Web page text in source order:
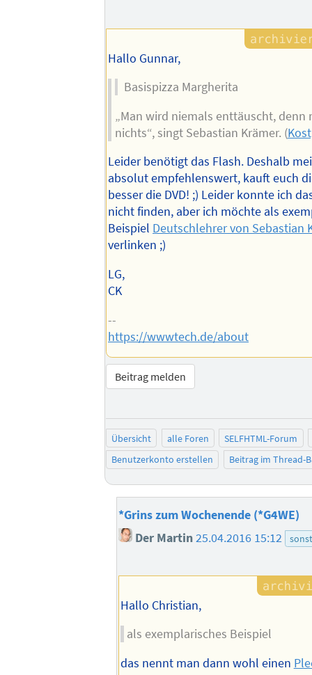
Autors
Hallo Gunnar,
Basispizza Margherita
„Man wird niemals enttäuscht, denn
nichts“, singt Sebastian Krämer. (
Leider benötigt das Flash. Deshalb
absolut empfehlenswert, kauft euch
besser die DVD! ;) Leider konnte ich
nicht finden, aber ich möchte als
Beispiel Deutschlehrer von Sebastian
verlinken ;)
LG,
CK
--
https://wwwtech.de/about
Beitrag melden
Übersicht alle Foren
SELFHTML-Forum
Benutzerkonto erstellen
Beitrag im Thread-
*Grins zum Wochenende (*G4WE)
Der Martin25.04.2016 15:12
Hallo Christian,
als exemplarisches Beispiel
das nennt man dann wohl einen